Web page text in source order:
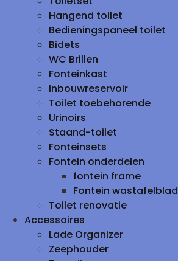
Hangend toilet
Bedieningspaneel toilet
Bidets
WC Brillen
Fonteinkast
Inbouwreservoir
Toilet toebehorende
Urinoirs
Staand-toilet
Fonteinsets
Fontein onderdelen
fontein frame
Fontein wastafelblad
Toilet renovatie
Accessoires
Lade Organizer
Zeephouder